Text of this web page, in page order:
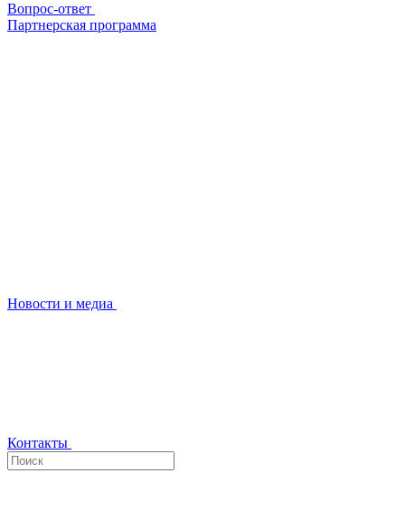
Вопрос-ответ
Партнерская программа
Новости и медиа
Контакты